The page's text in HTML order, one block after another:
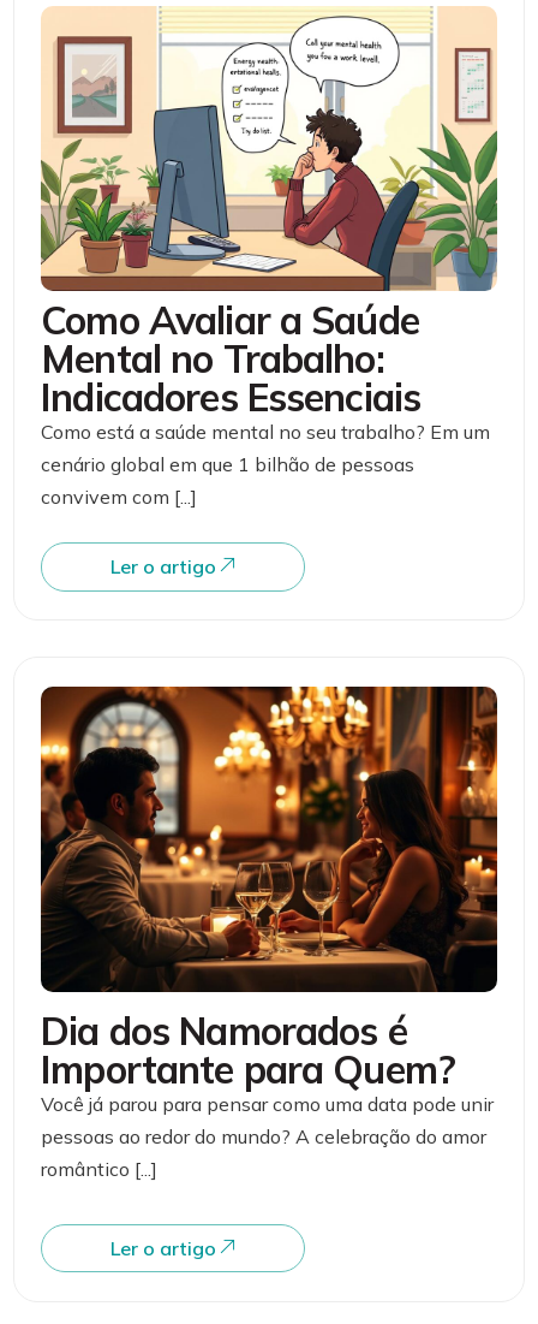
Como Avaliar a Saúde
Mental no Trabalho:
Indicadores Essenciais
Como está a saúde mental no seu trabalho? Em um
cenário global em que 1 bilhão de pessoas
convivem com [...]
Ler o artigo
Dia dos Namorados é
Importante para Quem?
Você já parou para pensar como uma data pode unir
pessoas ao redor do mundo? A celebração do amor
romântico [...]
Ler o artigo